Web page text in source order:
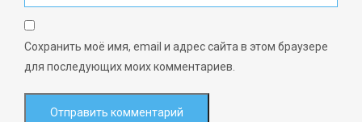
Сохранить моё имя, email и адрес сайта в этом браузере
для последующих моих комментариев.